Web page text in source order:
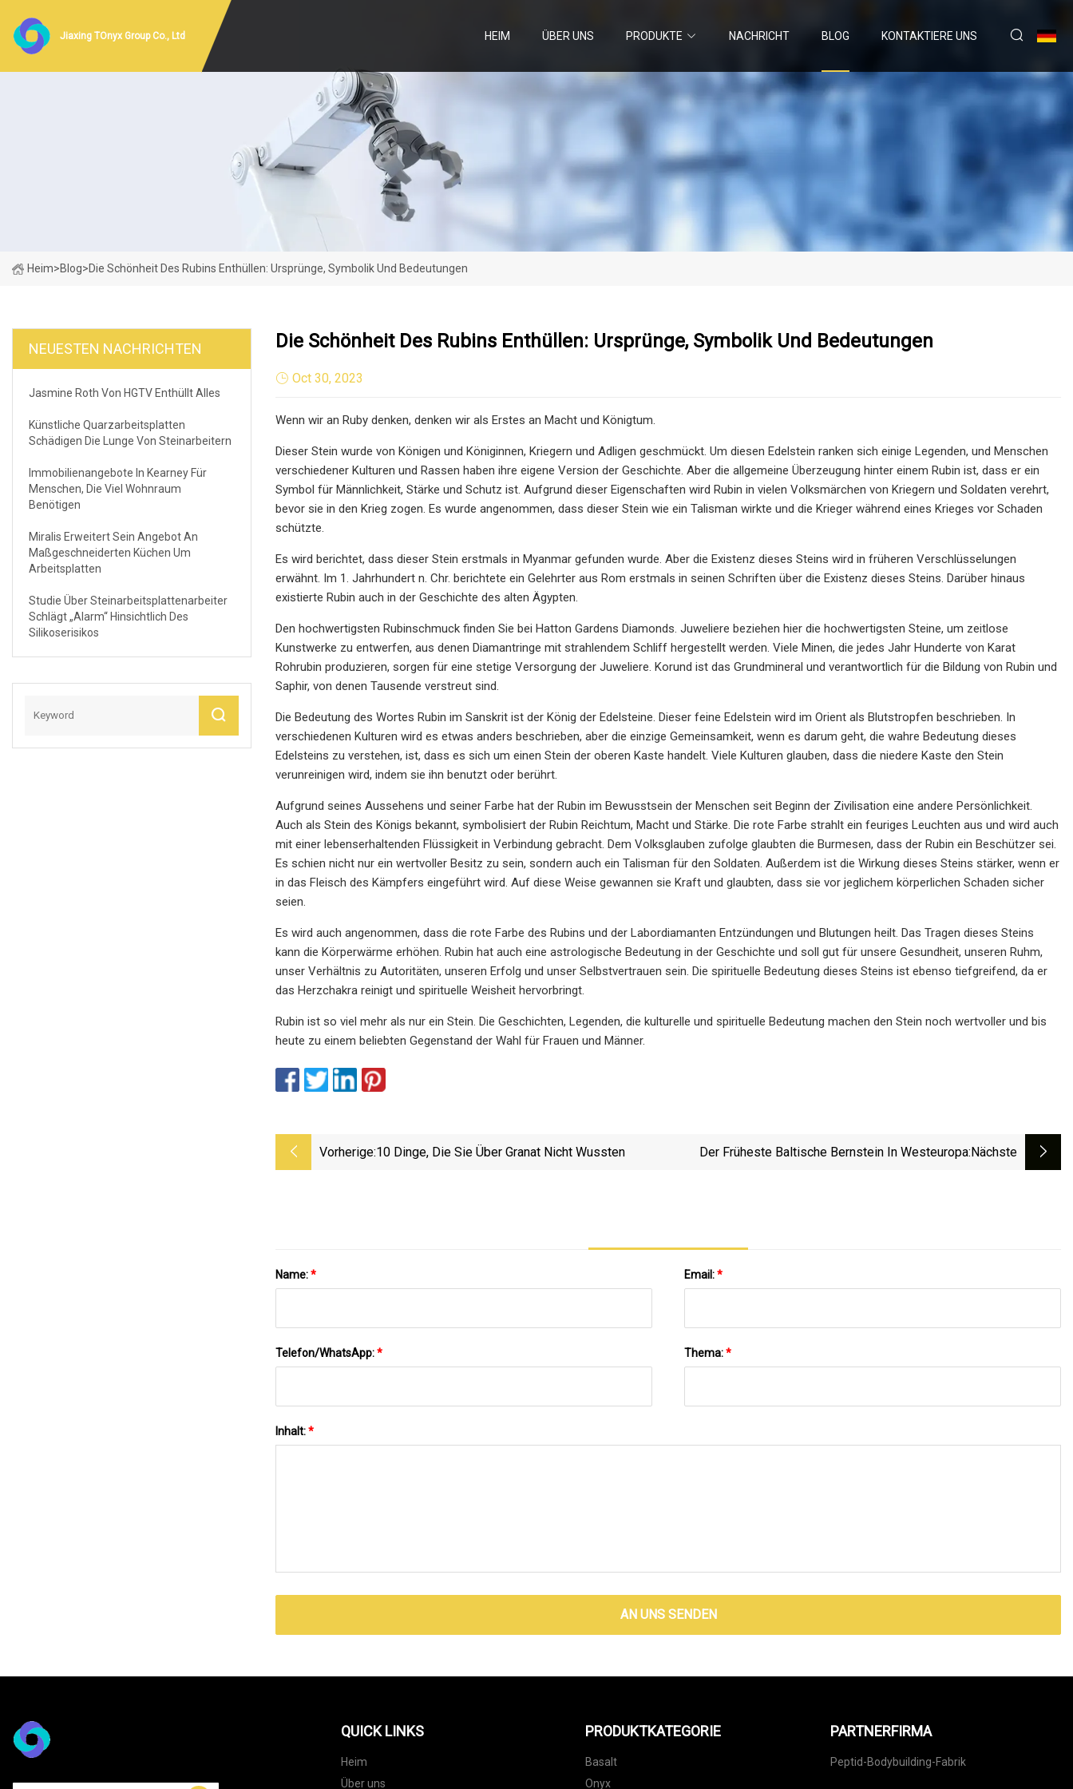
Jiaxing TOnyx Group Co., Ltd HEIM ÜBER UNS PRODUKTE NACHRICHT BLOG KONTAKTIERE UNS
Heim>Blog>Die Schönheit Des Rubins Enthüllen: Ursprünge, Symbolik Und Bedeutungen
NEUESTEN NACHRICHTEN
Jasmine Roth Von HGTV Enthüllt Alles
Künstliche Quarzarbeitsplatten
Schädigen Die Lunge Von Steinarbeitern
Immobilienangebote In Kearney Für
Menschen, Die Viel Wohnraum
Benötigen
Miralis Erweitert Sein Angebot An
Maßgeschneiderten Küchen Um
Arbeitsplatten
Studie Über Steinarbeitsplattenarbeiter
Schlägt „Alarm“ Hinsichtlich Des
Silikoserisikos
Die Schönheit Des Rubins Enthüllen: Ursprünge, Symbolik Und Bedeutungen
Oct 30, 2023
Wenn wir an Ruby denken, denken wir als Erstes an Macht und Königtum.
Dieser Stein wurde von Königen und Königinnen, Kriegern und Adligen geschmückt. Um diesen Edelstein ranken sich einige Legenden, und Menschen
verschiedener Kulturen und Rassen haben ihre eigene Version der Geschichte. Aber die allgemeine Überzeugung hinter einem Rubin ist, dass er ein
Symbol für Männlichkeit, Stärke und Schutz ist. Aufgrund dieser Eigenschaften wird Rubin in vielen Volksmärchen von Kriegern und Soldaten verehrt,
bevor sie in den Krieg zogen. Es wurde angenommen, dass dieser Stein wie ein Talisman wirkte und die Krieger während eines Krieges vor Schaden
schützte.
Es wird berichtet, dass dieser Stein erstmals in Myanmar gefunden wurde. Aber die Existenz dieses Steins wird in früheren Verschlüsselungen
erwähnt. Im 1. Jahrhundert n. Chr. berichtete ein Gelehrter aus Rom erstmals in seinen Schriften über die Existenz dieses Steins. Darüber hinaus
existierte Rubin auch in der Geschichte des alten Ägypten.
Den hochwertigsten Rubinschmuck finden Sie bei Hatton Gardens Diamonds. Juweliere beziehen hier die hochwertigsten Steine, um zeitlose
Kunstwerke zu entwerfen, aus denen Diamantringe mit strahlendem Schliff hergestellt werden. Viele Minen, die jedes Jahr Hunderte von Karat
Rohrubin produzieren, sorgen für eine stetige Versorgung der Juweliere. Korund ist das Grundmineral und verantwortlich für die Bildung von Rubin und
Saphir, von denen Tausende verstreut sind.
Die Bedeutung des Wortes Rubin im Sanskrit ist der König der Edelsteine. Dieser feine Edelstein wird im Orient als Blutstropfen beschrieben. In
verschiedenen Kulturen wird es etwas anders beschrieben, aber die einzige Gemeinsamkeit, wenn es darum geht, die wahre Bedeutung dieses
Edelsteins zu verstehen, ist, dass es sich um einen Stein der oberen Kaste handelt. Viele Kulturen glauben, dass die niedere Kaste den Stein
verunreinigen wird, indem sie ihn benutzt oder berührt.
Aufgrund seines Aussehens und seiner Farbe hat der Rubin im Bewusstsein der Menschen seit Beginn der Zivilisation eine andere Persönlichkeit.
Auch als Stein des Königs bekannt, symbolisiert der Rubin Reichtum, Macht und Stärke. Die rote Farbe strahlt ein feuriges Leuchten aus und wird auch
mit einer lebenserhaltenden Flüssigkeit in Verbindung gebracht. Dem Volksglauben zufolge glaubten die Burmesen, dass der Rubin ein Beschützer sei.
Es schien nicht nur ein wertvoller Besitz zu sein, sondern auch ein Talisman für den Soldaten. Außerdem ist die Wirkung dieses Steins stärker, wenn er
in das Fleisch des Kämpfers eingeführt wird. Auf diese Weise gewannen sie Kraft und glaubten, dass sie vor jeglichem körperlichen Schaden sicher
seien.
Es wird auch angenommen, dass die rote Farbe des Rubins und der Labordiamanten Entzündungen und Blutungen heilt. Das Tragen dieses Steins
kann die Körperwärme erhöhen. Rubin hat auch eine astrologische Bedeutung in der Geschichte und soll gut für unsere Gesundheit, unseren Ruhm,
unser Verhältnis zu Autoritäten, unseren Erfolg und unser Selbstvertrauen sein. Die spirituelle Bedeutung dieses Steins ist ebenso tiefgreifend, da er
das Herzchakra reinigt und spirituelle Weisheit hervorbringt.
Rubin ist so viel mehr als nur ein Stein. Die Geschichten, Legenden, die kulturelle und spirituelle Bedeutung machen den Stein noch wertvoller und bis
heute zu einem beliebten Gegenstand der Wahl für Frauen und Männer.
Vorherige:10 Dinge, Die Sie Über Granat Nicht Wussten Der Früheste Baltische Bernstein In Westeuropa:nächste
Name:* Email:*
Telefon/WhatsApp:* Thema:*
Inhalt:*
AN UNS SENDEN
QUICK LINKS
Heim
Über uns
PRODUKTKATEGORIE
Basalt
Onyx
PARTNERFIRMA
Peptid-Bodybuilding-Fabrik